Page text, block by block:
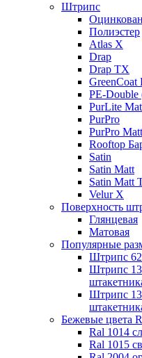
Штрипс
Полиэстер
Atlas X
Drap
Drap TX
GreenCoat
PE-Double
PurLite
PurPro
PurPro
Rooftop
Satin
Satin Мatt
Satin Matt
Velur X
Поверхность
Глянцевая
Матовая
Популярные
Штрипс
Штрипс
Штрипс
Бежевые цвета
Ral 1014
Ral 1015